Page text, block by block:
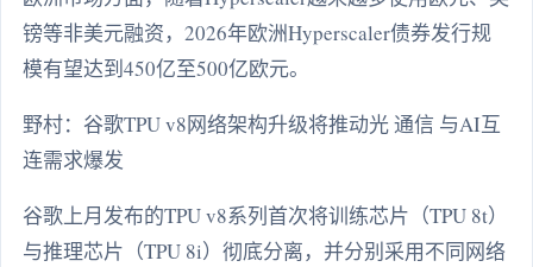
镑等非美元融资，2026年欧洲Hyperscaler债券发行规
模有望达到450亿至500亿欧元。
野村：谷歌TPU v8网络架构升级将推动光 通信 与AI互
连需求爆发
谷歌上月发布的TPU v8系列首次将训练芯片（TPU 8t）
与推理芯片（TPU 8i）彻底分离，并分别采用不同网络